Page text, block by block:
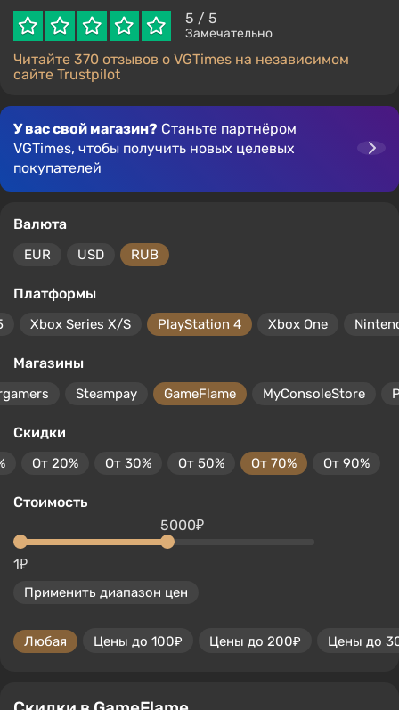
5 / 5
Замечательно
Читайте 370 отзывов о VGTimes на независимом
сайте Trustpilot
У вас свой магазин? Станьте партнёром
VGTimes, чтобы получить новых целевых
покупателей
Валюта
EUR USD RUB
Платформы
Xbox Series X/S PlayStation 4 Xbox One
Магазины
Steampay GameFlame MyConsoleStore
Скидки
От 20% От 30% От 50% От 70% От 90%
Стоимость
1₽
5000₽
Применить диапазон цен
Любая Цены до 100₽ Цены до 200₽ Цены до